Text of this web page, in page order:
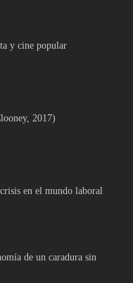
y cine popular
2017)
en el mundo laboral
de un caradura sin